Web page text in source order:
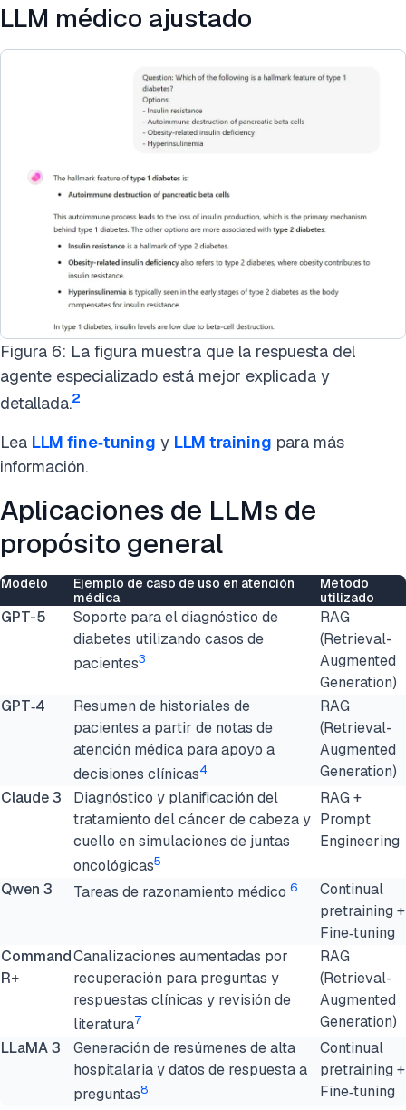
LLM médico ajustado
Figura 6: La figura muestra que la respuesta del
agente especializado está mejor explicada y
detallada.2
Lea LLM fine‑tuning y LLM training para más
información.
Aplicaciones de LLMs de
propósito general
Modelo
Ejemplo de caso de uso en atención
médica
Método
utilizado
GPT-5
Soporte para el diagnóstico de
diabetes utilizando casos de
pacientes3
RAG
(Retrieval-
Augmented
Generation)
GPT‑4
Resumen de historiales de
pacientes a partir de notas de
atención médica para apoyo a
decisiones clínicas4
RAG
(Retrieval-
Augmented
Generation)
Claude 3
Diagnóstico y planificación del
tratamiento del cáncer de cabeza y
cuello en simulaciones de juntas
oncológicas5
RAG +
Prompt
Engineering
Qwen 3 Tareas de razonamiento médico 6
Continual
pretraining +
Fine‑tuning
Command
R+
Canalizaciones aumentadas por
recuperación para preguntas y
respuestas clínicas y revisión de
literatura7
RAG
(Retrieval-
Augmented
Generation)
LLaMA 3
Generación de resúmenes de alta
hospitalaria y datos de respuesta a
preguntas8
Continual
pretraining +
Fine‑tuning